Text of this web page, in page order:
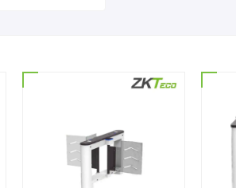
tại thị trường
dịch vụ liên